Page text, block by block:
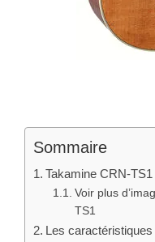
Sommaire
Takamine CRN-TS1
Voir plus
TS1
Les